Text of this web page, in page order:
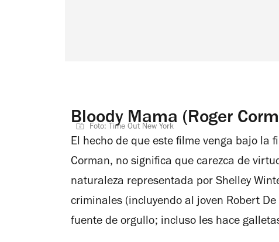
Bloody Mama (Roger
Foto: Time Out New York
El hecho de que este filme venga bajo la
Corman, no significa que carezca de
naturaleza representada por Shelley
criminales (incluyendo al joven Robert
fuente de orgullo; incluso les hace